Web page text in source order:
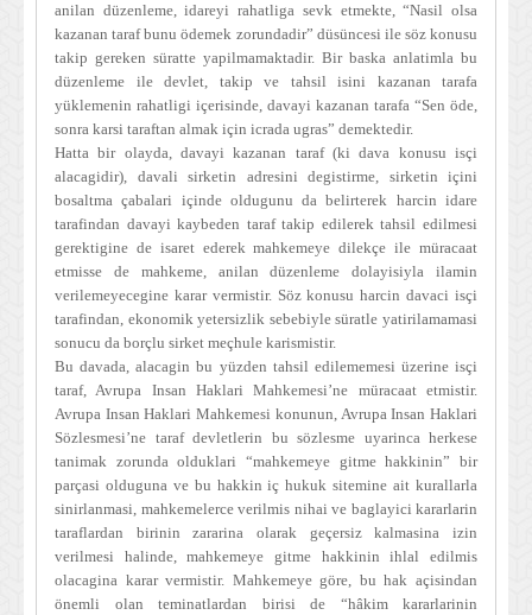
anilan düzenleme, idareyi rahatliga sevk etmekte, “Nasil olsa
kazanan taraf bunu ödemek zorundadir” düsüncesi ile söz konusu
takip gereken süratte yapilmamaktadir. Bir baska anlatimla bu
düzenleme ile devlet, takip ve tahsil isini kazanan tarafa
yüklemenin rahatligi içerisinde, davayi kazanan tarafa “Sen öde,
sonra karsi taraftan almak için icrada ugras” demektedir.
Hatta bir olayda, davayi kazanan taraf (ki dava konusu isçi
alacagidir), davali sirketin adresini degistirme, sirketin içini
bosaltma çabalari içinde oldugunu da belirterek harcin idare
tarafindan davayi kaybeden taraf takip edilerek tahsil edilmesi
gerektigine de isaret ederek mahkemeye dilekçe ile müracaat
etmisse de mahkeme, anilan düzenleme dolayisiyla ilamin
verilemeyecegine karar vermistir. Söz konusu harcin davaci isçi
tarafindan, ekonomik yetersizlik sebebiyle süratle yatirilamamasi
sonucu da borçlu sirket meçhule karismistir.
Bu davada, alacagin bu yüzden tahsil edilememesi üzerine isçi
taraf, Avrupa Insan Haklari Mahkemesi’ne müracaat etmistir.
Avrupa Insan Haklari Mahkemesi konunun, Avrupa Insan Haklari
Sözlesmesi’ne taraf devletlerin bu sözlesme uyarinca herkese
tanimak zorunda olduklari “mahkemeye gitme hakkinin” bir
parçasi olduguna ve bu hakkin iç hukuk sitemine ait kurallarla
sinirlanmasi, mahkemelerce verilmis nihai ve baglayici kararlarin
taraflardan birinin zararina olarak geçersiz kalmasina izin
verilmesi halinde, mahkemeye gitme hakkinin ihlal edilmis
olacagina karar vermistir. Mahkemeye göre, bu hak açisindan
önemli olan teminatlardan birisi de “hâkim kararlarinin